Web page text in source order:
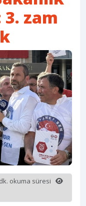
zam
okuma süresi